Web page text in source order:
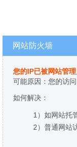
网站防火墙
您的IP已被网站管
可能原因：您的访
如何解决：
1）如网站托
2）普通网站